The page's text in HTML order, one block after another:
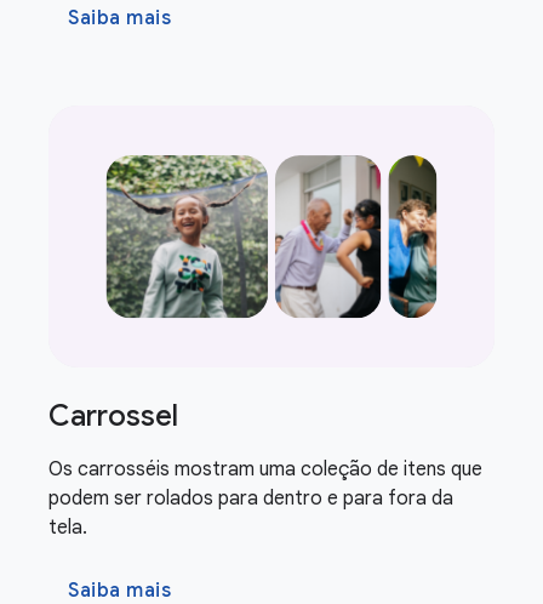
Saiba mais
Carrossel
Os carrosséis mostram uma coleção de itens que
podem ser rolados para dentro e para fora da
tela.
Saiba mais